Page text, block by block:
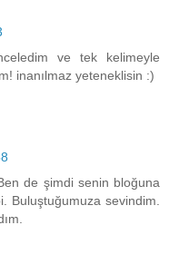
ve tek kelimeyle
inanılmaz yeteneklisin :)
de şimdi senin bloğuna
Buluştuğumuza sevindim.